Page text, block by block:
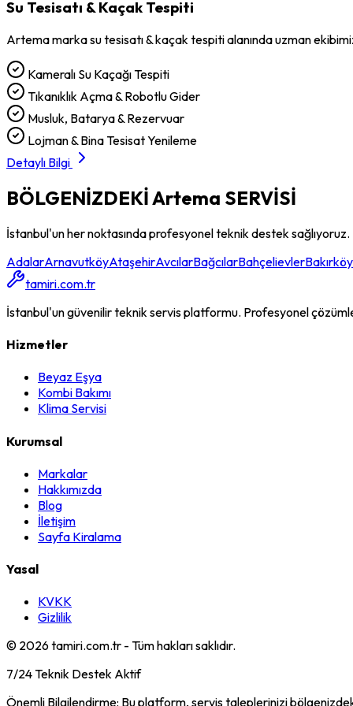
Su Tesisatı & Kaçak Tespiti
Artemamarkasu tesisatı & kaçak tespitialanında uzman
Kameralı Su Kaçağı Tespiti
Tıkanıklık Açma & Robotlu Gider
Musluk, Batarya & Rezervuar
Lojman & Bina Tesisat Yenileme
Detaylı Bilgi
BÖLGENİZDEKİArtema SERVİSİ
İstanbul'un her noktasında profesyonel teknik destek sağlıyoruz.
AdalarArnavutköyAtaşehirAvcılarBağcılarBahçelievlerBakırköy
tamiri.com.tr
İstanbul'un güvenilir teknik servis platformu. Profesyonel
Hizmetler
Beyaz Eşya
Kombi Bakımı
Klima Servisi
Kurumsal
Markalar
Hakkımızda
Blog
İletişim
Sayfa Kiralama
Yasal
KVKK
Gizlilik
© 2026tamiri.com.tr - Tüm hakları saklıdır.
7/24 Teknik Destek Aktif
Önemli Bilgilendirme: Bu platform, servis taleplerinizi